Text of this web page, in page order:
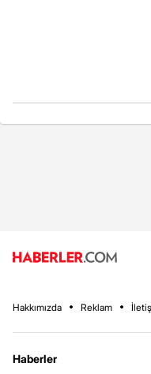
Hakkımızda Reklam
Haberler